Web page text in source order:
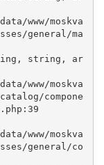
general/ma
string, ar
compone
general/co